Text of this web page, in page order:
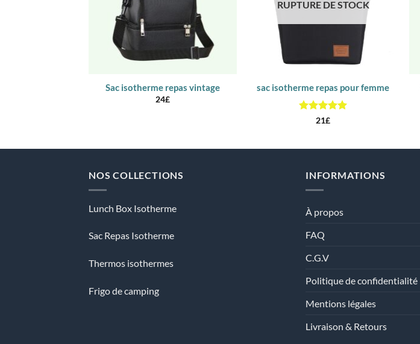
Sac isotherme repas vintage
24£
RUPTURE DE STOCK
sac isotherme repas pour femme
Note5sur
21£
NOS COLLECTIONS
Lunch Box Isotherme
Sac Repas Isotherme
Thermos isothermes
Frigo de camping
INFORMATIONS
À propos
FAQ
C.G.V
Politique de confidentialité
Mentions légales
Livraison & Retours